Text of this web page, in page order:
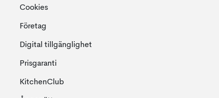
Cookies
Företag
Digital tillgänglighet
Prisgaranti
KitchenClub